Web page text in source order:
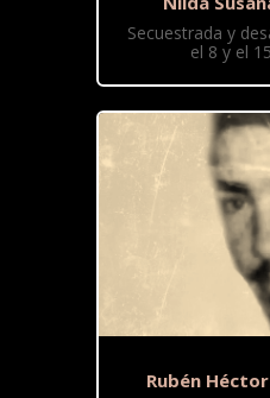
Secuestrada y
el 8 y el
Rubén